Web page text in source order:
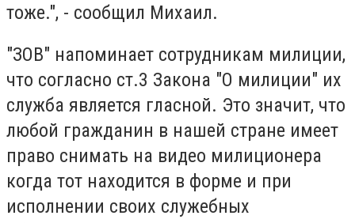
тоже.", - сообщил Михаил.
"ЗОВ" напоминает сотрудникам милиции,
что согласно ст.3 Закона "О милиции" их
служба является гласной. Это значит, что
любой гражданин в нашей стране имеет
право снимать на видео милиционера
когда тот находится в форме и при
исполнении своих служебных